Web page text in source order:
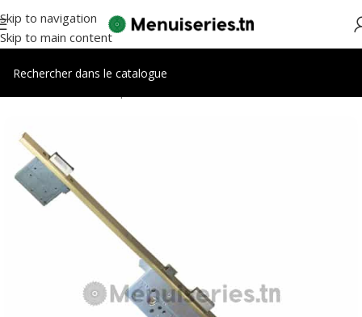
Skip to navigation
Skip to main content